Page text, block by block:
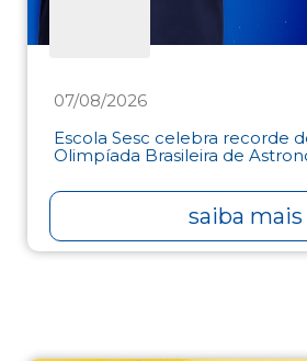
07/08/2026
Escola Sesc celebra recorde
Olimpíada Brasileira de
saiba mais